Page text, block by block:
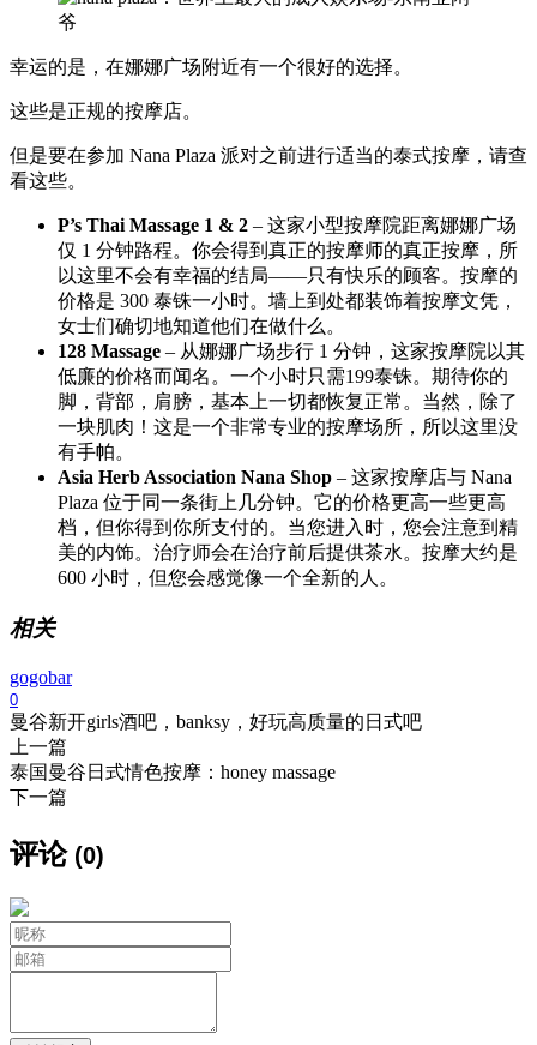
幸运的是，在娜娜广场附近有一个很好的选择。
这些是正规的按摩店。
但是要在参加 Nana Plaza 派对之前进行适当的泰式按摩，请查
看这些。
P’s Thai Massage 1 & 2 – 这家小型按摩院距离娜娜广场
仅 1 分钟路程。你会得到真正的按摩师的真正按摩，所
以这里不会有幸福的结局——只有快乐的顾客。按摩的
价格是 300 泰铢一小时。墙上到处都装饰着按摩文凭，
女士们确切地知道他们在做什么。
128 Massage – 从娜娜广场步行 1 分钟，这家按摩院以其
低廉的价格而闻名。一个小时只需199泰铢。期待你的
脚，背部，肩膀，基本上一切都恢复正常。当然，除了
一块肌肉！这是一个非常专业的按摩场所，所以这里没
有手帕。
Asia Herb Association Nana Shop – 这家按摩店与 Nana
Plaza 位于同一条街上几分钟。它的价格更高一些更高
档，但你得到你所支付的。当您进入时，您会注意到精
美的内饰。治疗师会在治疗前后提供茶水。按摩大约是
600 小时，但您会感觉像一个全新的人。
相关
gogobar
0
曼谷新开girls酒吧，banksy，好玩高质量的日式吧
上一篇
泰国曼谷日式情色按摩：honey massage
下一篇
评论(0)